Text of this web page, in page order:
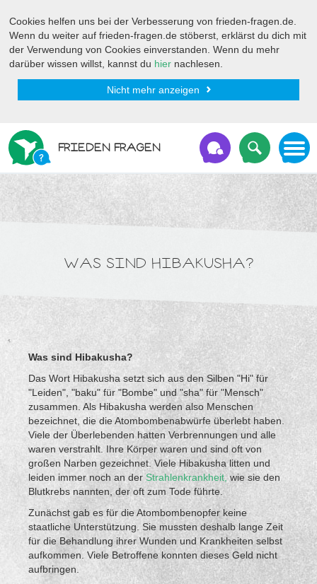
Cookies helfen uns bei der Verbesserung von frieden-fragen.de.
Wenn du weiter auf frieden-fragen.de stöberst, erklärst du dich mit
der Verwendung von Cookies einverstanden. Wenn du mehr
darüber wissen willst, kannst du hier nachlesen.
Nicht mehr anzeigen
FRIEDEN FRAGEN
WAS SIND HIBAKUSHA?
Was sind Hibakusha?
Das Wort Hibakusha setzt sich aus den Silben "Hi" für
"Leiden", "baku" für "Bombe" und "sha" für "Mensch"
zusammen. Als Hibakusha werden also Menschen
bezeichnet, die die Atombombenabwürfe überlebt haben.
Viele der Überlebenden hatten Verbrennungen und alle
waren verstrahlt. Ihre Körper waren und sind oft von
großen Narben gezeichnet. Viele Hibakusha litten und
leiden immer noch an der Strahlenkrankheit,wie sie den
Blutkrebs nannten, der oft zum Tode führte.
Zunächst gab es für die Atombombenopfer keine
staatliche Unterstützung. Sie mussten deshalb lange Zeit
für die Behandlung ihrer Wunden und Krankheiten selbst
aufkommen. Viele Betroffene konnten dieses Geld nicht
aufbringen.